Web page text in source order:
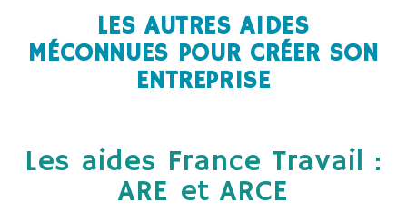
LES AUTRES AIDES
MÉCONNUES POUR CRÉER SON
ENTREPRISE
Les aides France Travail :
ARE et ARCE